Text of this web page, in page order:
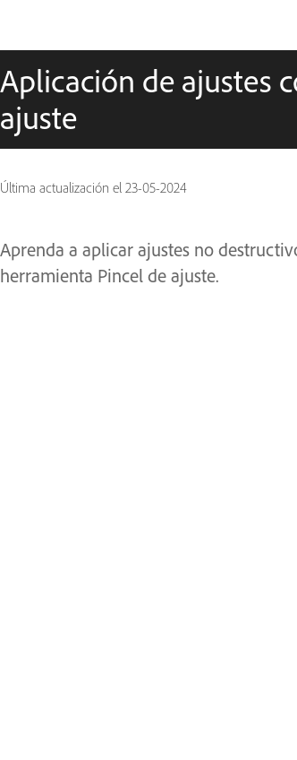
Aplicación de ajustes
ajuste
Última actualización el 23-05-2024
Aprenda a aplicar ajustes no
herramienta Pincel de ajuste.